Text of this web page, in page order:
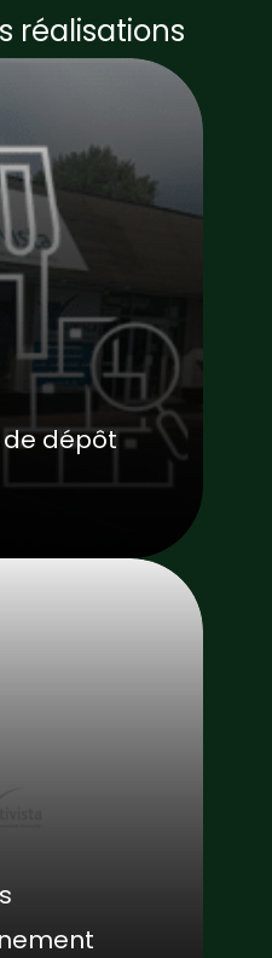
réalisations
de dépôt